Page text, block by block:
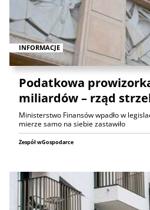
INFORMACJE
Podatkowa
miliardów – rząd
Ministerstwo Finansów wpadło w
mierze samo na siebie zastawiło
Zespół wGospodarce